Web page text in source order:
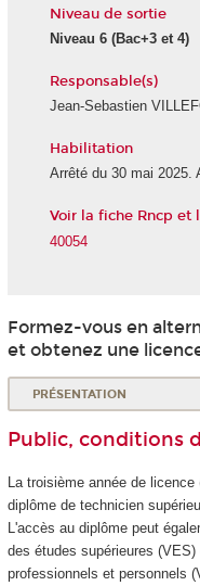
Niveau de sortie
Niveau 6(Bac+3 et 4)
Responsable(s)
Jean-Sebastien
Habilitation
Arrêté du 30 mai 2025.
Voir la fiche Rncp et
40054
Formez-vous en
et obtenez une
PRÉSENTATION
Public, conditions
La troisième année de
diplôme de technicien
L'accès au diplôme peut
des études supérieures (VES)
professionnels et personnels